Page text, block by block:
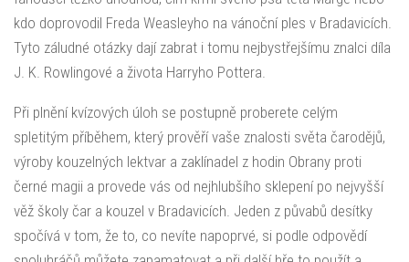
kdo doprovodil Freda Weasleyho na vánoční ples v Bradavicích.
Tyto záludné otázky dají zabrat i tomu nejbystřejšímu znalci díla
J. K. Rowlingové a života Harryho Pottera.
Při plnění kvízových úloh se postupně proberete celým
spletitým příběhem, který prověří vaše znalosti světa čarodějů,
výroby kouzelných lektvar a zaklínadel z hodin Obrany proti
černé magii a provede vás od nejhlubšího sklepení po nejvyšší
věž školy čar a kouzel v Bradavicích. Jeden z půvabů desítky
spočívá v tom, že to, co nevíte napoprvé, si podle odpovědí